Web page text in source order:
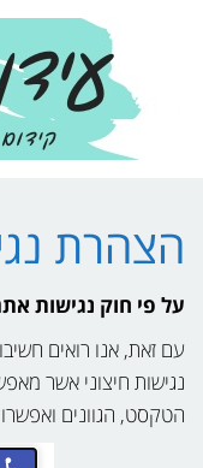
הצהרת
על פי חוק נגישות
עם זאת, אנו רואים
נגישות חיצוני אשר
הטקסט, הגוונים